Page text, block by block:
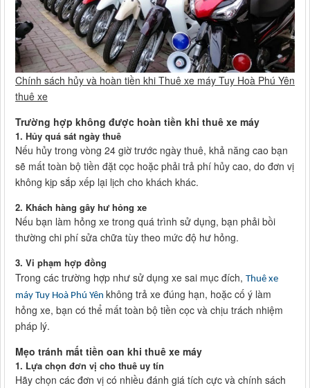
Chính sách hủy và hoàn tiền khi Thuê xe máy Tuy Hoà Phú Yên
thuê xe
Trường hợp không được hoàn tiền khi thuê xe máy
1. Hủy quá sát ngày thuê
Nếu hủy trong vòng 24 giờ trước ngày thuê, khả năng cao bạn
sẽ mất toàn bộ tiền đặt cọc hoặc phải trả phí hủy cao, do đơn vị
không kịp sắp xếp lại lịch cho khách khác.
2. Khách hàng gây hư hỏng xe
Nếu bạn làm hỏng xe trong quá trình sử dụng, bạn phải bồi
thường chi phí sửa chữa tùy theo mức độ hư hỏng.
3. Vi phạm hợp đồng
Trong các trường hợp như sử dụng xe sai mục đích, Thuê xe
máy Tuy Hoà Phú Yên không trả xe đúng hạn, hoặc cố ý làm
hỏng xe, bạn có thể mất toàn bộ tiền cọc và chịu trách nhiệm
pháp lý.
Mẹo tránh mất tiền oan khi thuê xe máy
1. Lựa chọn đơn vị cho thuê uy tín
Hãy chọn các đơn vị có nhiều đánh giá tích cực và chính sách